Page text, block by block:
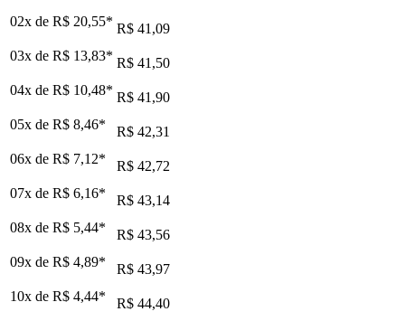
02x de R$ 20,55* R$ 41,09
03x de R$ 13,83* R$ 41,50
04x de R$ 10,48* R$ 41,90
05x de R$ 8,46*
R$ 42,31
06x de R$ 7,12*
R$ 42,72
07x de R$ 6,16*
R$ 43,14
08x de R$ 5,44*
R$ 43,56
09x de R$ 4,89*
R$ 43,97
10x de R$ 4,44*
R$ 44,40